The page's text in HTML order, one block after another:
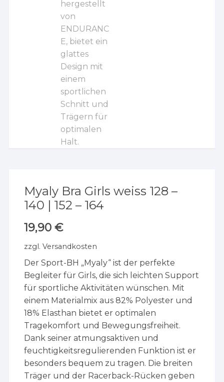
Myaly Bra Girls weiss 128 –
140 | 152 – 164
19,90€
zzgl.Versandkosten
Der Sport-BH „Myaly“ ist der perfekte
Begleiter für Girls, die sich leichten Support
für sportliche Aktivitäten wünschen. Mit
einem Materialmix aus 82% Polyester und
18% Elasthan bietet er optimalen
Tragekomfort und Bewegungsfreiheit.
Dank seiner atmungsaktiven und
feuchtigkeitsregulierenden Funktion ist er
besonders bequem zu tragen. Die breiten
Träger und der Racerback-Rücken geben